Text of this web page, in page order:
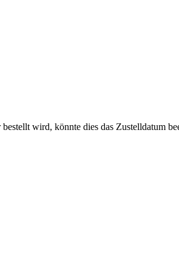
wird, könnte dies das Zustelldatum